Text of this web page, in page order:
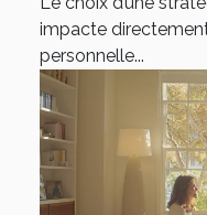
impacte
personnelle...